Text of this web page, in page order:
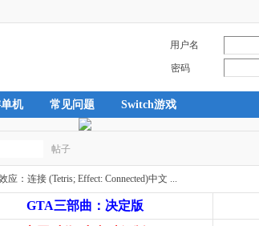
用户名
密码
机 常见问题 Switch游戏
帖子
搜
应：连接 (Tetris; Effect: Connected)中文 ...
GTA三部曲：决定版